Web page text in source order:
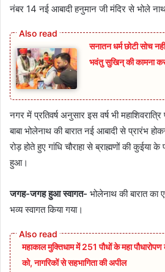
नंबर 14 नई आबादी हनुमान जी मंदिर से भोले नाथ
सनातन धर्म छोटी सोच
भवंतु सुखिन् की कामना
नगर में प्रतिवर्ष अनुसार इस वर्ष भी
बाबा भोलेनाथ की बारात नई आबादी से प्रारंभ
रोड़ होते हुए गांधि चौराहा से ब्राह्मणों की कुईया
हुआ।
जगह-जगह हुआ स्वागत- भोलेनाथ की बारात का
भव्य स्वागत किया गया।
महाकाल मुक्तिधाम में 251 पौधों के महा
को, नागरिकों से सहभागिता की अपील